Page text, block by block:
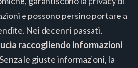
e possono persino portare a
Nei decenni passati,
raccogliendo informazioni
le giuste informazioni, la